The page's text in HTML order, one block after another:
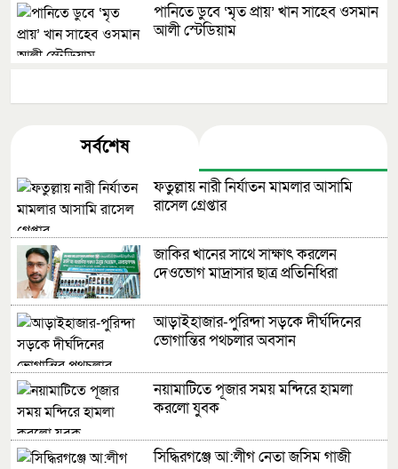
পানিতে ডুবে ‘মৃত প্রায়’ খান সাহেব ওসমান
আলী স্টেডিয়াম
সর্বশেষ
ফতুল্লায় নারী নির্যাতন মামলার আসামি
রাসেল গ্রেপ্তার
জাকির খানের সাথে সাক্ষাৎ করলেন
দেওভোগ মাদ্রাসার ছাত্র প্রতিনিধিরা
আড়াইহাজার-পুরিন্দা সড়কে দীর্ঘদিনের
ভোগান্তির পথচলার অবসান
নয়ামাটিতে পূজার সময় মন্দিরে হামলা
করলো যুবক
সিদ্ধিরগঞ্জে আ:লীগ নেতা জসিম গাজী